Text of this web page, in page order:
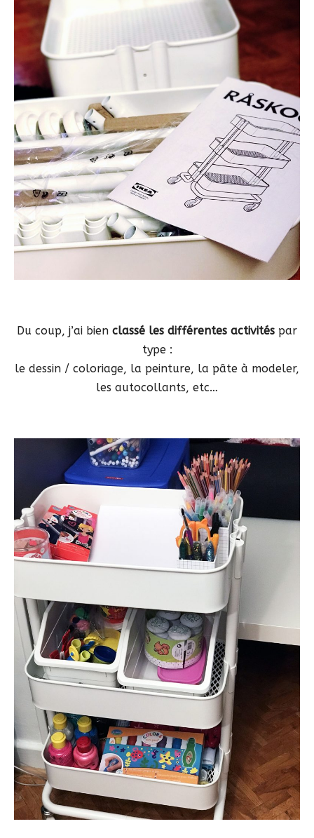
Du coup, j’ai bien classé les différentes activités par
type :
le dessin / coloriage, la peinture, la pâte à modeler,
les autocollants, etc…